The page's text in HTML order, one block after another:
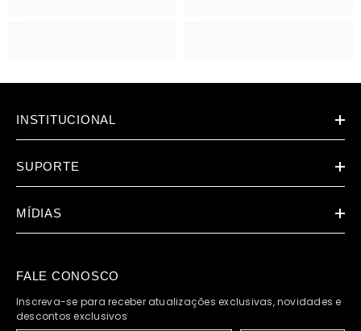
INSTITUCIONAL
SUPORTE
MÍDIAS
FALE CONOSCO
Inscreva-se para receber atualizações exclusivas, novidades e
descontos exclusivos